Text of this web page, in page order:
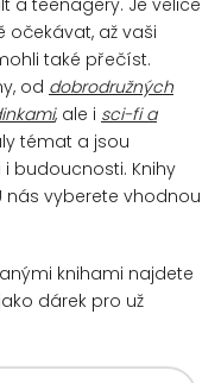
a teenagery. Je velice
až vaši
také přečíst.
od dobrodružných
, ale i sci-fi a
témat a jsou
budoucnosti. Knihy
nás vyberete vhodnou
knihami najdete
dárek pro už